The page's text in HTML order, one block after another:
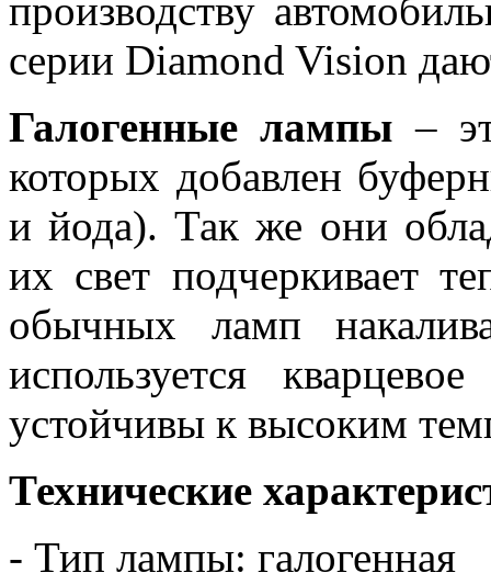
производству
серии Diamond Vision
Галогенные лампы –
которых добавлен
и йода). Так же они
их свет подчеркивает
обычных ламп
используется
устойчивы к высоким
Технические
- Тип лампы: галогенная